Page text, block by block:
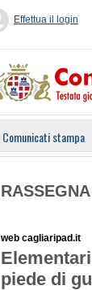
Effettua il login
Comunicati stampa
web cagliaripad.it
piede di